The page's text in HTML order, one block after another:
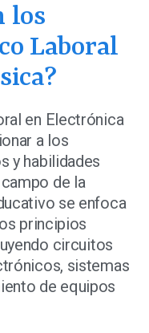
los
Laboral
en Electrónica
a los
y habilidades
de la
se enfoca
principios
circuitos
sistemas
de equipos